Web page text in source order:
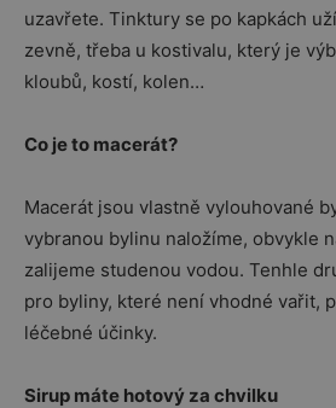
uzavřete. Tinktury se po kapkách
zevně, třeba u kostivalu, který je
kloubů, kostí, kolen…
Co je to macerát?
Macerát jsou vlastně vylouhované
vybranou bylinu naložíme, obvykle
zalijeme studenou vodou. Tenhle
pro byliny, které není vhodné vařit,
léčebné účinky.
Sirup máte hotový za chvilku